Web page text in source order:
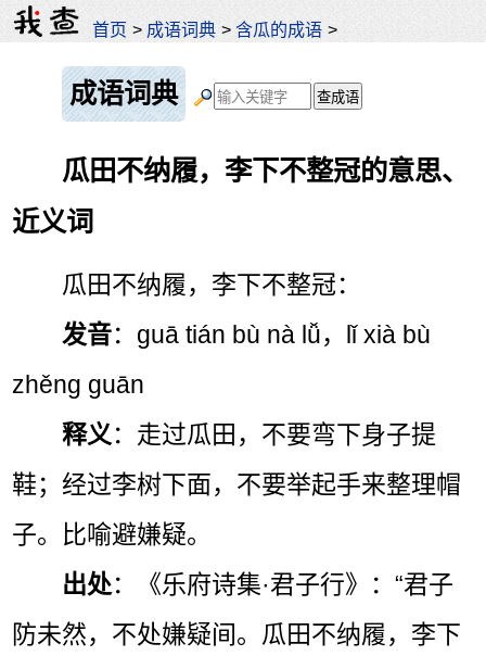
首页 > 成语词典 >含瓜的成语 >
成语词典
瓜田不纳履，李下不整冠的意思、
近义词
瓜田不纳履，李下不整冠：
发音：guā tián bù nà lǚ，lǐ xià bù
zhěng guān
释义 ：走过瓜田，不要弯下身子提
鞋；经过李树下面，不要举起手来整理帽
子。比喻避嫌疑。
出处：《乐府诗集·君子行》：“君子
防未然，不处嫌疑间。瓜田不纳履，李下